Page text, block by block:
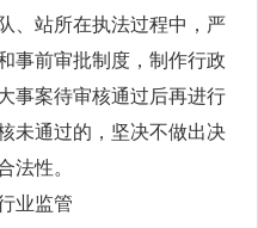
、站所在执法过程中，严
事前审批制度，制作行政
事案待审核通过后再进行
未通过的，坚决不做出决
法性。
业监管